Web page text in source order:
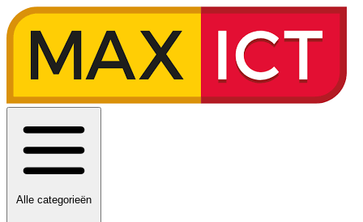
Alle categorieën